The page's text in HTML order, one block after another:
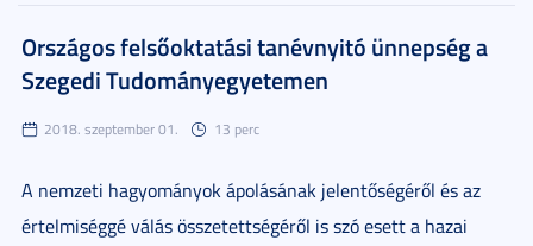
Országos felsőoktatási tanévnyitó ünnepség a
Szegedi Tudományegyetemen
2018. szeptember 01. 13 perc
A nemzeti hagyományok ápolásának jelentőségéről és az
értelmiséggé válás összetettségéről is szó esett a hazai